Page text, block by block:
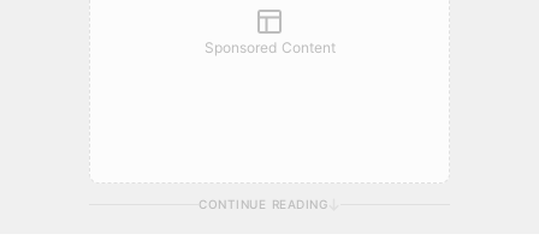
Sponsored Content
CONTINUE READING